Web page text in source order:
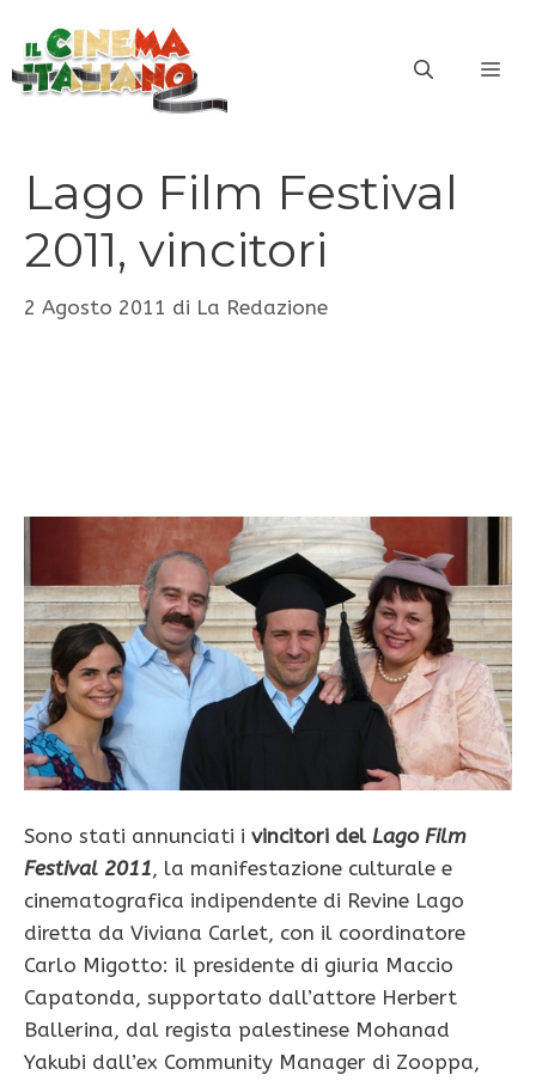
contenuto
Lago Film Festival
2011, vincitori
2 Agosto 2011 di La Redazione
Sono stati annunciati i vincitori del Lago Film
Festival 2011, la manifestazione culturale e
cinematografica indipendente di Revine Lago
diretta da Viviana Carlet, con il coordinatore
Carlo Migotto: il presidente di giuria Maccio
Capatonda, supportato dall’attore Herbert
Ballerina, dal regista palestinese Mohanad
Yakubi dall’ex Community Manager di Zooppa,